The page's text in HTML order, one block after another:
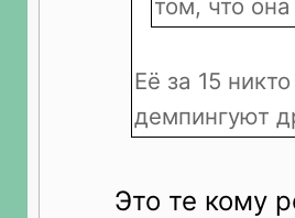
том, что
Её за 15
демпингуют
Это те кому